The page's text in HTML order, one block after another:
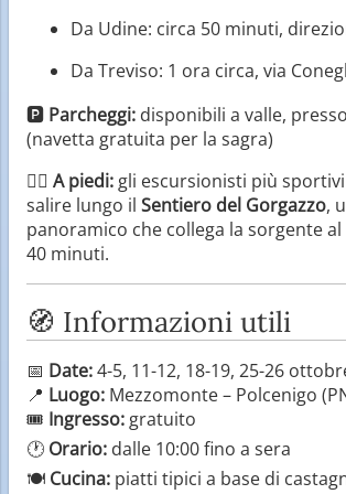
Da Udine: circa 50 minuti,
Da Treviso: 1 ora circa, via
🅿️ Parcheggi: disponibili a valle,
(navetta gratuita per la sagra)
🚶‍♀️ A piedi: gli escursionisti più
salire lungo il Sentiero del Gorgazzo,
panoramico che collega la sorgente
40 minuti.
🧭 Informazioni utili
📅 Date:4-5, 11-12, 18-19, 25-26
📍 Luogo: Mezzomonte – Polcenigo
🎟️ Ingresso: gratuito
🕐 Orario: dalle 10:00 fino a sera
🍽️ Cucina: piatti tipici a base di